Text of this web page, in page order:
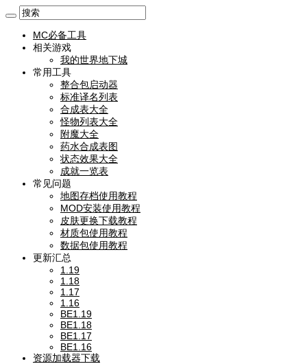
MC必备工具
相关游戏
我的世界地下城
常用工具
整合包启动器
标准译名列表
合成表大全
怪物列表大全
附魔大全
药水合成表图
状态效果大全
成就一览表
常见问题
地图存档使用教程
MOD安装使用教程
皮肤更换下载教程
材质包使用教程
数据包使用教程
更新汇总
1.19
1.18
1.17
1.16
BE1.19
BE1.18
BE1.17
BE1.16
资源加载器下载